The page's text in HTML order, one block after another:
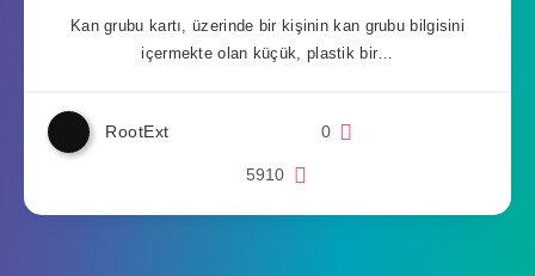
Kan grubu kartı, üzerinde bir kişinin kan grubu bilgisini
içermekte olan küçük, plastik bir…
RootExt 0
5910